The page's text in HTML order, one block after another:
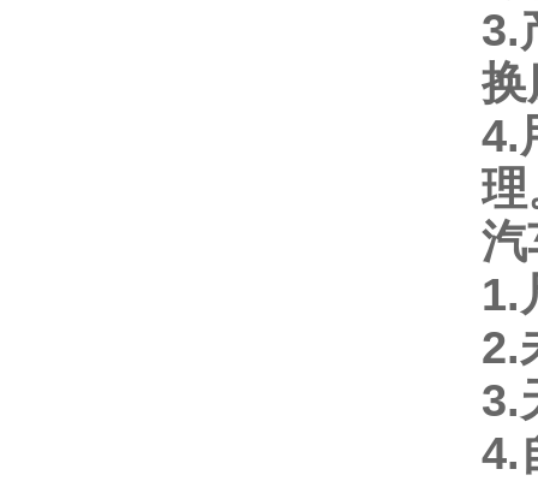
3.
换
4.
理
汽
1.
2.
3.
4.